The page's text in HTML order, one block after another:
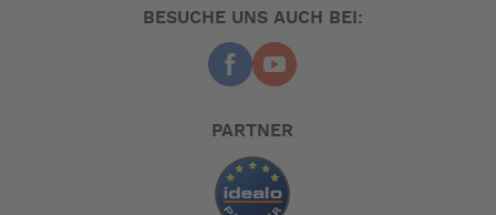
BESUCHE UNS AUCH BEI:
PARTNER